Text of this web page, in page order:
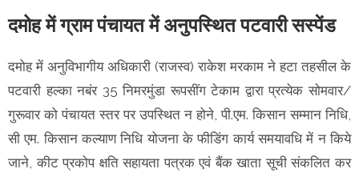
दमोह में ग्राम पंचायत में अनुपस्थित पटवारी सस्पेंड
दमोह में अनुविभागीय अधिकारी (राजस्व) राकेश मरकाम ने हटा तहसील के
पटवारी हल्का नबंर 35 निमरमुंडा रूपसींग टेकाम द्वारा प्रत्येक सोमवार/
गुरूवार को पंचायत स्तर पर उपस्थित न होने, पी.एम. किसान सम्मान निधि,
सी एम. किसान कल्याण निधि योजना के फीडिंग कार्य समयावधि में न किये
जाने, कीट प्रकोप क्षति सहायता पत्रक एवं बैंक खाता सूची संकलित कर